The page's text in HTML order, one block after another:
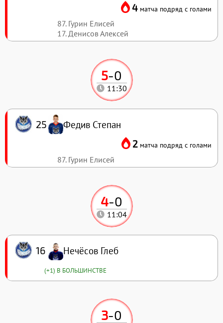
3-0
4-0
11:04
16 Нечёсов Глеб
(+1) В БОЛЬШИНСТВЕ
5-0
11:30
25 Федив Степан
2 матча подряд с голами
87. Гурин Елисей
4 матча подряд с голами
87. Гурин Елисей
17. Денисов Алексей